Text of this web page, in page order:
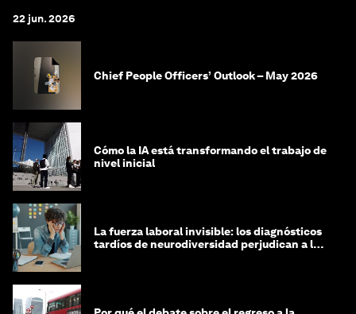
22 jun. 2026
Chief People Officers’ Outlook – May 2026
Cómo la IA está transformando el trabajo de
nivel inicial
La fuerza laboral invisible: los diagnósticos
tardíos de neurodiversidad perjudican a las